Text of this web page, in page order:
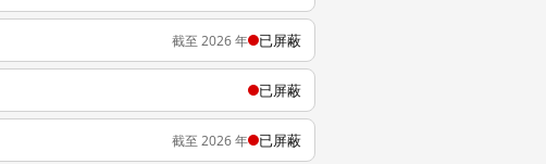
截至 2026 年 已屏蔽
已屏蔽
截至 2026 年 已屏蔽